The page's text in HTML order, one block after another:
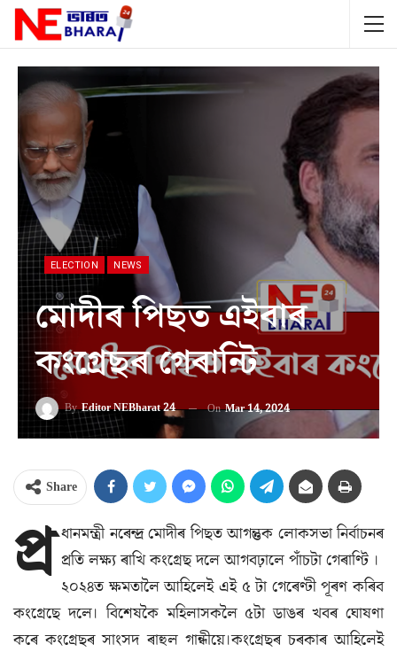
ELECTION NEWS
মোদীৰ পিছত এইবাৰ
কংগ্ৰেছৰ গেৰান্টি
ByEditor NEBharat 24 OnMar 14, 2024
Share
প্ৰ ধানমন্ত্ৰী নৰেন্দ্ৰ মোদীৰ পিছত আগন্তুক লোকসভা নিৰ্বাচনৰ
প্ৰতি লক্ষ্য ৰাখি কংগ্ৰেছ দলে আগবঢ়ালে পাঁচটা গেৰাণ্টি ।
২০২৪ত ক্ষমতালৈ আহিলেই এই ৫ টা গেৰেণ্টী পূৰণ কৰিব
কংগ্ৰেছে দলে। বিশেষকৈ মহিলাসকলৈ ৫টা ডাঙৰ খবৰ ঘোষণা
কৰে কংগ্ৰেছৰ সাংসদ ৰাহুল গান্ধীয়ে।কংগ্ৰেছৰ চৰকাৰ আহিলেই